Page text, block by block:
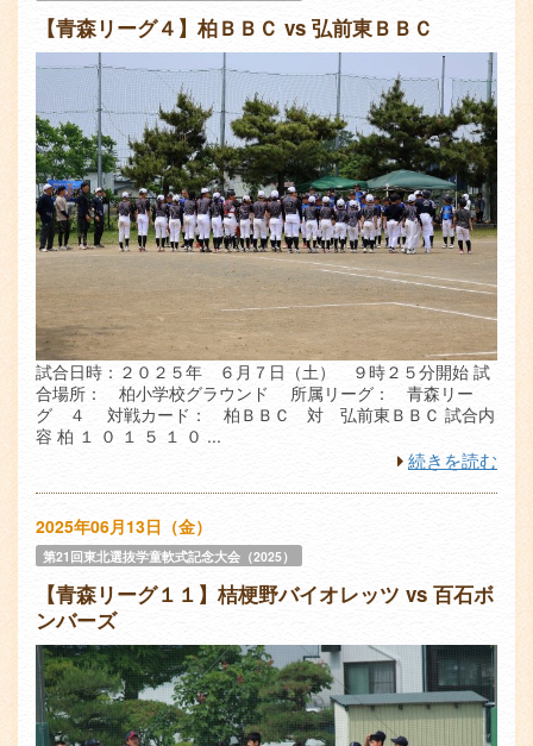
【青森リーグ４】柏ＢＢＣ vs 弘前東ＢＢＣ
試合日時：２０２５年 ６月７日（土） ９時２５分開始 試
合場所： 柏小学校グラウンド 所属リーグ： 青森リー
グ ４ 対戦カード： 柏ＢＢＣ 対 弘前東ＢＢＣ 試合内
容 柏 １ ０ １ ５ １ ０ ...
続きを読む
2025年06月13日（金）
第21回東北選抜学童軟式記念大会（2025）
【青森リーグ１１】桔梗野バイオレッツ vs 百石ボ
ンバーズ